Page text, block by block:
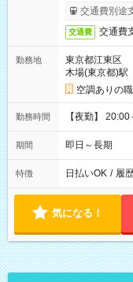
合）交通費別途
交通費 交通費
勤務地
東京都江東区
木場(東京都)駅
空調ありの
勤務時間 【夜勤】
期間 即日～長期
特徴 日払いOK / 履
気になる！